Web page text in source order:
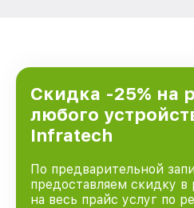
Скидка -25% на
любого
Infratech
По предварительной
предоставляем скидку в
на весь прайс услуг по